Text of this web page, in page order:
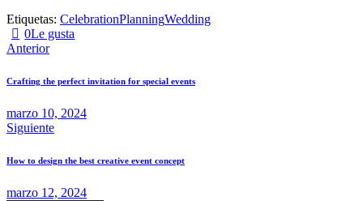
Etiquetas: CelebrationPlanningWedding
0Le gusta
Navegación
de
Anterior
Crafting the perfect invitation for special events
marzo 10, 2024
Siguiente
How to design the best creative event concept
marzo 12, 2024